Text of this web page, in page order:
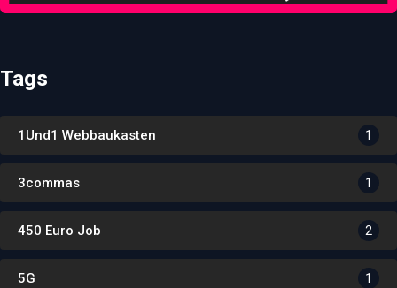
Tags
1Und1 Webbaukasten 1
3commas 1
450 Euro Job 2
5G 1